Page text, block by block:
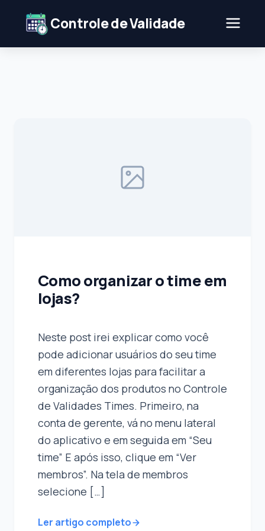
Controle de Validade
Como organizar o time em
lojas?
Neste post irei explicar como você
pode adicionar usuários do seu time
em diferentes lojas para facilitar a
organização dos produtos no Controle
de Validades Times. Primeiro, na
conta de gerente, vá no menu lateral
do aplicativo e em seguida em “Seu
time” E após isso, clique em “Ver
membros”. Na tela de membros
selecione […]
Ler artigo completo